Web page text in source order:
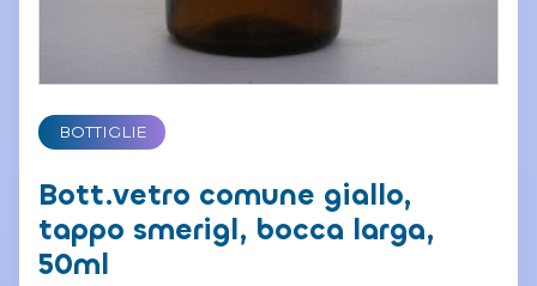
BOTTIGLIE
Bott.vetro comune giallo,
tappo smerigl, bocca larga,
50ml